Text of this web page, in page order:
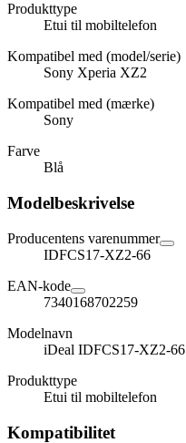
Produkttype
Etui til mobiltelefon
Kompatibel med (model/serie)
Sony Xperia XZ2
Kompatibel med (mærke)
Sony
Farve
Blå
Modelbeskrivelse
Producentens varenummer
IDFCS17-XZ2-66
EAN-kode
7340168702259
Modelnavn
iDeal IDFCS17-XZ2-66
Produkttype
Etui til mobiltelefon
Kompatibilitet